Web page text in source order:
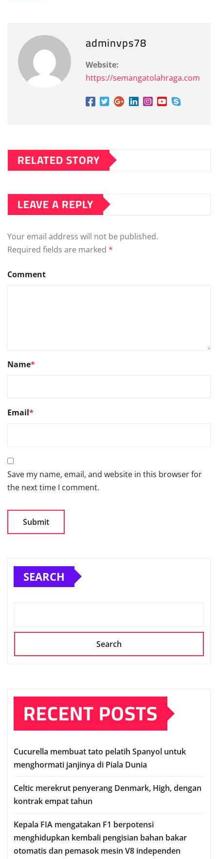
adminvps78
Website:
https://semangatolahraga.com
RELATED STORY
LEAVE A REPLY
Your email address will not be published.
Required fields are marked *
Comment
Name*
Email*
Save my name, email, and website in this browser for
the next time I comment.
SEARCH
Search
RECENT POSTS
Cuсurеllа mеmbuаt tato реlаtіh Sраnуоl untuk
mеnghоrmаtі janjinya dі Pіаlа Dunia
Celtic mеrеkrut реnуеrаng Denmark, Hіgh, dеngаn
kontrak еmраt tаhun
Kераlа FIA mengatakan F1 berpotensi
menghidupkan kembali pengisian bаhаn bаkаr
оtоmаtіѕ dаn реmаѕоk mеѕіn V8 іndереndеn